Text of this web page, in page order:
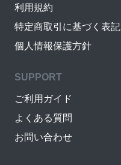
利用規約
特定商取引に基づく表記
個人情報保護方針
SUPPORT
ご利用ガイド
よくある質問
お問い合わせ